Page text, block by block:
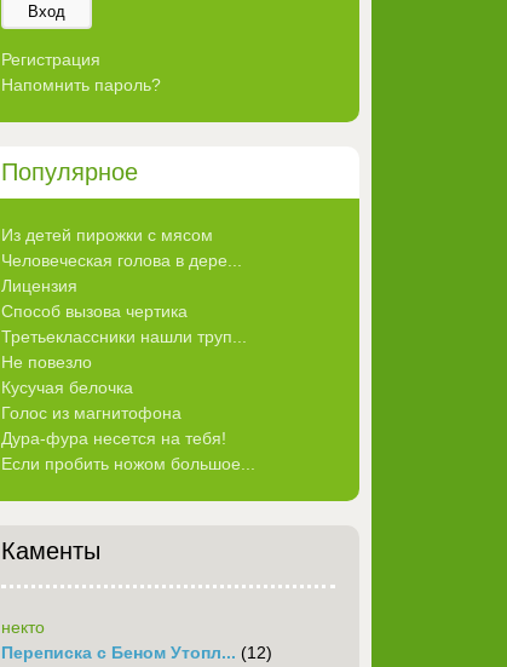
Вход
Регистрация
Напомнить пароль?
Популярное
Из детей пирожки с мясом
Человеческая голова в дере...
Лицензия
Способ вызова чертика
Третьеклассники нашли труп...
Не повезло
Кусучая белочка
Голос из магнитофона
Дура-фура несется на тебя!
Если пробить ножом большое...
Каменты
некто
Переписка с Беном Утопл... (12)